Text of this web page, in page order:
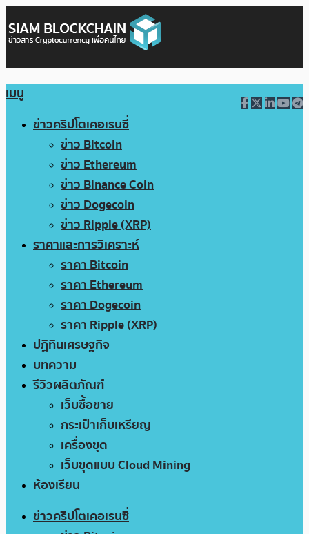
เมนู
ข่าวคริปโตเคอเรนซี่
ข่าว Bitcoin
ข่าว Ethereum
ข่าว Binance Coin
ข่าว Dogecoin
ข่าว Ripple (XRP)
ราคาและการวิเคราะห์
ราคา Bitcoin
ราคา Ethereum
ราคา Dogecoin
ราคา Ripple (XRP)
ปฏิทินเศรษฐกิจ
บทความ
รีวิวผลิตภัณฑ์
เว็บซื้อขาย
กระเป๋าเก็บเหรียญ
เครื่องขุด
เว็บขุดแบบ Cloud Mining
ห้องเรียน
ข่าวคริปโตเคอเรนซี่